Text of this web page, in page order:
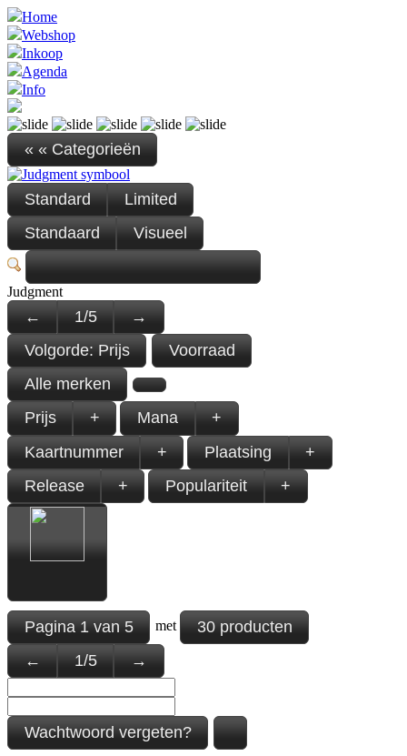
Home
Webshop
Inkoop
Agenda
Info
« « Categorieën
Standard
Limited
Standaard
Visueel
Judgment
← 1/5
→
Volgorde: Prijs
Voorraad
Alle merken
Prijs
+ Mana
+
Kaartnummer
+ Plaatsing
+
Release
+ Populariteit +
Pagina1van5 met
30 producten
←
1/5 →
Wachtwoord vergeten?